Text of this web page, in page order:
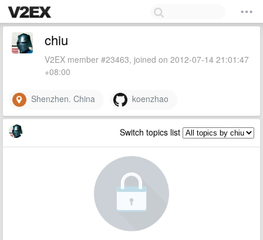
chiu
V2EX member #23463, joined on 2012-07-14 21:01:47
+08:00
Shenzhen. China koenzhao
Switch topics list